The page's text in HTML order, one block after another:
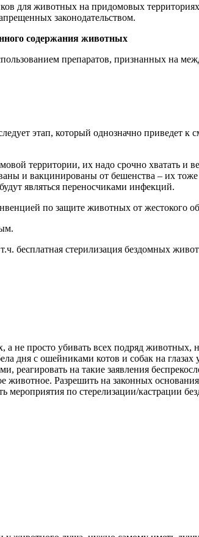
для животных на придомовых
законодательством.
содержания животных
препаратов, признанных на
этап, который однозначно приведет
территории, их надо срочно хватать и
и вакцинированы от бешенства – их тоже
являться переносчиками инфекций.
по защите животных от жестокого
бесплатная стерилизация бездомных
а не просто убивать всех подряд
дня с ошейниками котов и собак на
реагировать на такие заявления
животное. Разрешить на законных
по стерелизации/кастрации